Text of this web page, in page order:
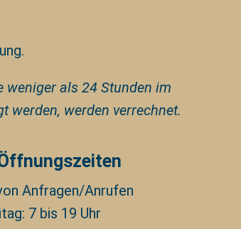
weniger als 24 Stunden im
werden, werden verrechnet.
Anfragen/Anrufen
7 bis 19 Uhr